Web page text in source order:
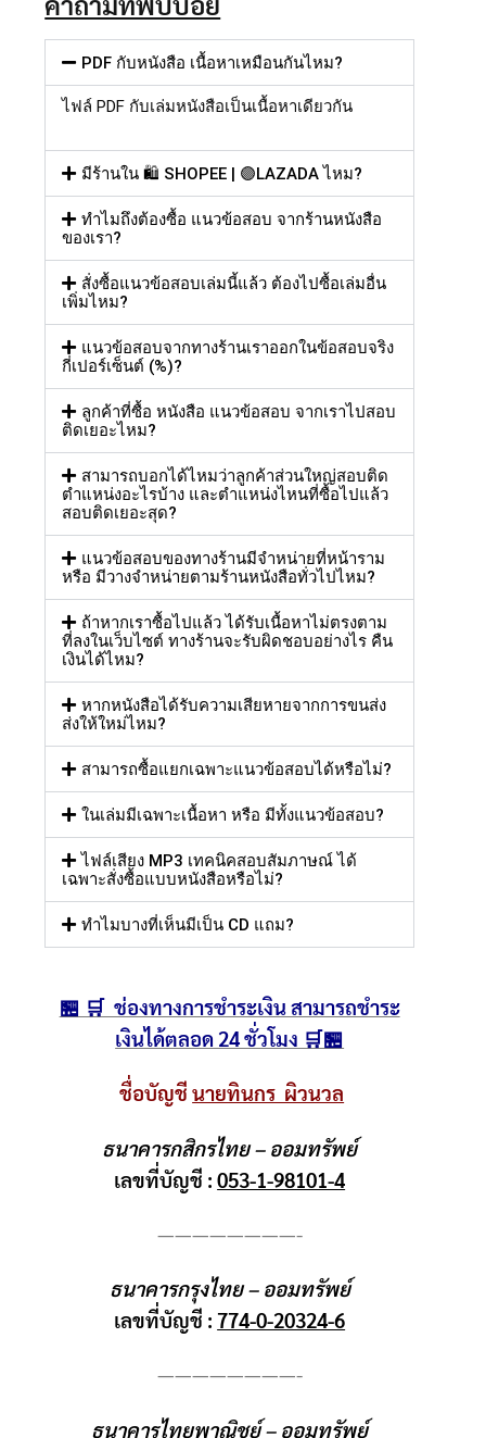
PDF กับหนังสือ เนื้อหาเหมือนกันไหม?
ไฟล์ PDF กับเล่มหนังสือเป็นเนื้อหาเดียวกัน
มีร้านใน 🛍️ SHOPEE | 🟣LAZADA ไหม?
ทำไมถึงต้องซื้อ แนวข้อสอบ จากร้านหนังสือ
ของเรา?
สั่งซื้อแนวข้อสอบเล่มนี้แล้ว ต้องไปซื้อเล่มอื่น
เพิ่มไหม?
แนวข้อสอบจากทางร้านเราออกในข้อสอบจริง
กี่เปอร์เซ็นต์ (%)?
ลูกค้าที่ซื้อ หนังสือ แนวข้อสอบ จากเราไปสอบ
ติดเยอะไหม?
สามารถบอกได้ไหมว่าลูกค้าส่วนใหญ่สอบติด
ตำแหน่งอะไรบ้าง และตำแหน่งไหนที่ซื้อไปแล้ว
สอบติดเยอะสุด?
แนวข้อสอบของทางร้านมีจำหน่ายที่หน้าราม
หรือ มีวางจำหน่ายตามร้านหนังสือทั่วไปไหม?
ถ้าหากเราซื้อไปแล้ว ได้รับเนื้อหาไม่ตรงตาม
ที่ลงในเว็บไซต์ ทางร้านจะรับผิดชอบอย่างไร คืน
เงินได้ไหม?
หากหนังสือได้รับความเสียหายจากการขนส่ง
ส่งให้ใหม่ไหม?
สามารถซื้อแยกเฉพาะแนวข้อสอบได้หรือไม่?
ในเล่มมีเฉพาะเนื้อหา หรือ มีทั้งแนวข้อสอบ?
ไฟล์เสียง MP3 เทคนิคสอบสัมภาษณ์ ได้
เฉพาะสั่งซื้อแบบหนังสือหรือไม่?
ทำไมบางที่เห็นมีเป็น CD แถม?
🏪 🛒 ช่องทางการชำระเงิน สามารถชำระ
เงินได้ตลอด 24 ชั่วโมง 🛒🏪
ชื่อบัญชีนายทินกร ผิวนวล
ธนาคารกสิกรไทย – ออมทรัพย์
เลขที่บัญชี :053-1-98101-4
————————-
ธนาคารกรุงไทย – ออมทรัพย์
เลขที่บัญชี :774-0-20324-6
————————-
ธนาคารไทยพาณิชย์ – ออมทรัพย์